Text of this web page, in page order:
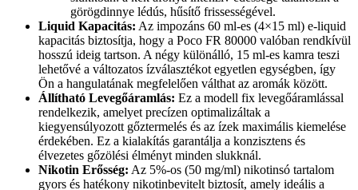
görögdinnye lédús, hűsítő frissességével.
Liquid Kapacitás: Az impozáns 60 ml-es (4×15 ml) e-liquid
kapacitás biztosítja, hogy a Poco FR 80000 valóban rendkívül
hosszú ideig tartson. A négy különálló, 15 ml-es kamra teszi
lehetővé a változatos ízválasztékot egyetlen egységben, így
Ön a hangulatának megfelelően válthat az aromák között.
Állítható Levegőáramlás: Ez a modell fix levegőáramlással
rendelkezik, amelyet precízen optimalizáltak a
kiegyensúlyozott gőztermelés és az ízek maximális kiemelése
érdekében. Ez a kialakítás garantálja a konzisztens és
élvezetes gőzölési élményt minden slukknál.
Nikotin Erősség: Az 5%-os (50 mg/ml) nikotinsó tartalom
gyors és hatékony nikotinbevitelt biztosít, amely ideális a